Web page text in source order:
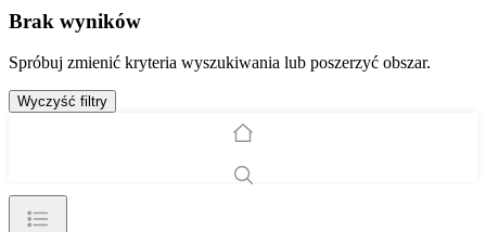
Brak wyników
Spróbuj zmienić kryteria wyszukiwania lub poszerzyć obszar.
Wyczyść filtry